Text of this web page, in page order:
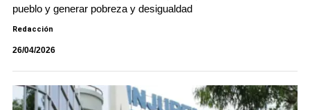
pueblo y generar pobreza y desigualdad
Redacción
26/04/2026